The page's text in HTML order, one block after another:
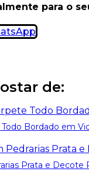
para o
de:
Bordado em
Prata e Decote